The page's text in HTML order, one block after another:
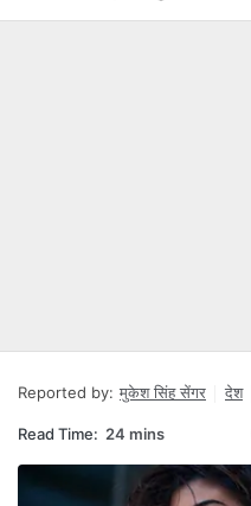
Reported by: मुकेश सिंह सेंगर देश
Read Time: 24 mins